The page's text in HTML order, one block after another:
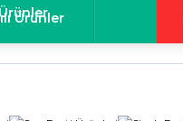
Ürünler